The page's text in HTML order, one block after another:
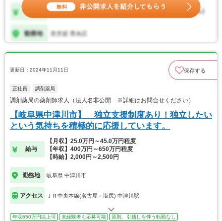
更新日：2024年11月11日 保存する
正社員 調剤薬局
調剤薬局の薬剤師求人（法人名非公開 ※詳細はお問合せください）
【岐阜県中津川市】 独立支援制度あり！独立したい
という気持ちを積極的に応援しています。
給与
【月収】25.0万円～45.0万円程度
【年収】400万円～650万円程度
【時給】2,000円～2,500円
勤務地 岐阜県 中津川市
アクセス ＪＲ中央本線(名古屋－塩尻) 中津川駅
年収650万円以上可 未経験者も応募可能
原則、引越しを伴う転勤なし